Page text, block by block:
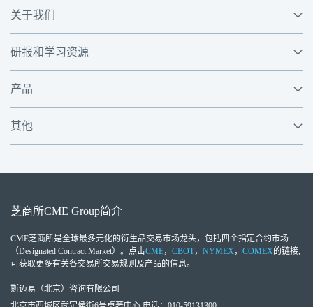
关于我们
研报和学习资源
产品
其他
芝商所CME Group简介
CME芝商所是全球最多元化的衍生品交易市场龙头，包括四个指定合约市场
（Designated Contract Market）。点击CME， CBOT， NYMEX， COMEX的链接,
可获取更多有关各交易所交易规则及产品的信息。
斯迈易（北京）咨询有限公司